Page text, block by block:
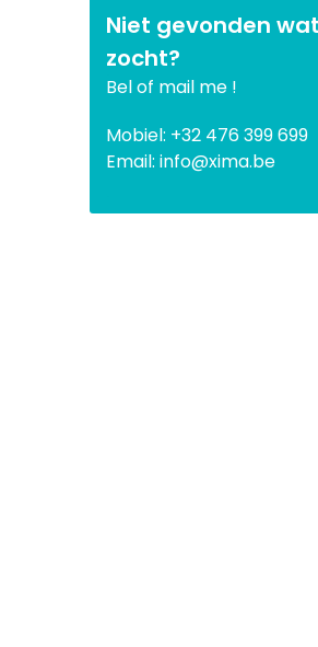
Niet gevonden
zocht?
Bel of mail me !
Mobiel: +32 476 399 699
Email: info@xima.be